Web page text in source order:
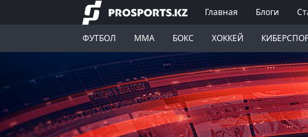
Главная Блоги
ФУТБОЛ ММА БОКС ХОККЕЙ